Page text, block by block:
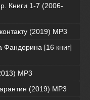
Книги 1-7 (2006-
(2019) MP3
Фандорина [16 книг]
MP3
(2019) MP3